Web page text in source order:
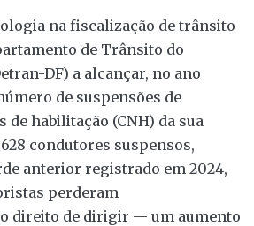
na fiscalização de trânsito
de Trânsito do
DF) a alcançar, no ano
de suspensões de
de habilitação (CNH) da sua
condutores suspensos,
anterior registrado em 2024,
perderam
direito de dirigir — um aumento